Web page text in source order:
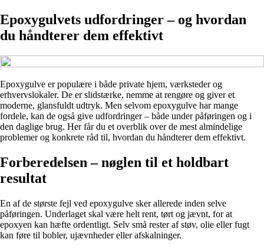
Epoxygulvets udfordringer – og hvordan
du håndterer dem effektivt
Epoxygulve er populære i både private hjem, værksteder og
erhvervslokaler. De er slidstærke, nemme at rengøre og giver et
moderne, glansfuldt udtryk. Men selvom epoxygulve har mange
fordele, kan de også give udfordringer – både under påføringen og i
den daglige brug. Her får du et overblik over de mest almindelige
problemer og konkrete råd til, hvordan du håndterer dem effektivt.
Forberedelsen – nøglen til et holdbart
resultat
En af de største fejl ved epoxygulve sker allerede inden selve
påføringen. Underlaget skal være helt rent, tørt og jævnt, for at
epoxyen kan hæfte ordentligt. Selv små rester af støv, olie eller fugt
kan føre til bobler, ujævnheder eller afskalninger.